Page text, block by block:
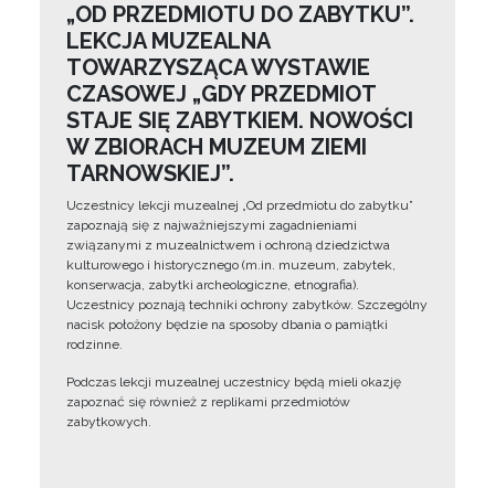
„OD PRZEDMIOTU DO ZABYTKU”.
LEKCJA MUZEALNA
TOWARZYSZĄCA WYSTAWIE
CZASOWEJ „GDY PRZEDMIOT
STAJE SIĘ ZABYTKIEM. NOWOŚCI
W ZBIORACH MUZEUM ZIEMI
TARNOWSKIEJ”.
Uczestnicy lekcji muzealnej „Od przedmiotu do zabytku”
zapoznają się z najważniejszymi zagadnieniami
związanymi z muzealnictwem i ochroną dziedzictwa
kulturowego i historycznego (m.in. muzeum, zabytek,
konserwacja, zabytki archeologiczne, etnografia).
Uczestnicy poznają techniki ochrony zabytków. Szczególny
nacisk położony będzie na sposoby dbania o pamiątki
rodzinne.
Podczas lekcji muzealnej uczestnicy będą mieli okazję
zapoznać się również z replikami przedmiotów
zabytkowych.